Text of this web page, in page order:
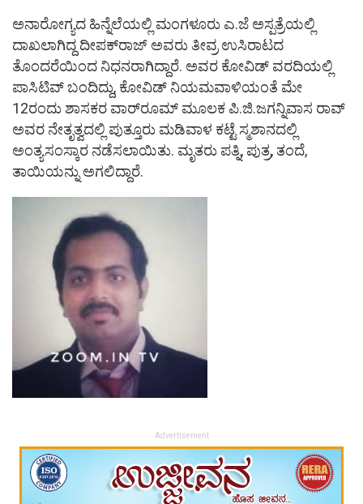
ಅನಾರೋಗ್ಯದ ಹಿನ್ನೆಲೆಯಲ್ಲಿ ಮಂಗಳೂರು ಎ.ಜೆ ಅಸ್ಪತ್ರೆಯಲ್ಲಿ
ದಾಖಲಾಗಿದ್ದ ದೀಪಕ್‌ರಾಜ್ ಅವರು ತೀವ್ರ ಉಸಿರಾಟದ
ತೊಂದರೆಯಿಂದ ನಿಧನರಾಗಿದ್ದಾರೆ. ಅವರ ಕೋವಿಡ್ ವರದಿಯಲ್ಲಿ
ಪಾಸಿಟಿವ್ ಬಂದಿದ್ದು, ಕೋವಿಡ್ ನಿಯಮವಾಳಿಯಂತೆ ಮೇ
12ರಂದು ಶಾಸಕರ ವಾರ್‌ರೂಮ್ ಮೂಲಕ ಪಿ.ಜಿ.ಜಗನ್ನಿವಾಸ ರಾವ್
ಅವರ ನೇತೃತ್ವದಲ್ಲಿ ಪುತ್ತೂರು ಮಡಿವಾಳ ಕಟ್ಟೆ ಸ್ಮಶಾನದಲ್ಲಿ
ಅಂತ್ಯಸಂಸ್ಕಾರ ನಡೆಸಲಾಯಿತು. ಮೃತರು ಪತ್ನಿ, ಪುತ್ರ, ತಂದೆ,
ತಾಯಿಯನ್ನು ಅಗಲಿದ್ದಾರೆ.
Advertisement